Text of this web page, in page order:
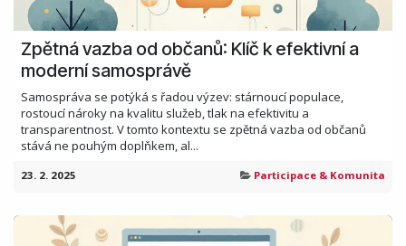
Zpětná vazba od občanů: Klíč k efektivní a
moderní samosprávě
Samospráva se potýká s řadou výzev: stárnoucí populace,
rostoucí nároky na kvalitu služeb, tlak na efektivitu a
transparentnost. V tomto kontextu se zpětná vazba od občanů
stává ne pouhým doplňkem, al...
23. 2. 2025 Participace & Komunita